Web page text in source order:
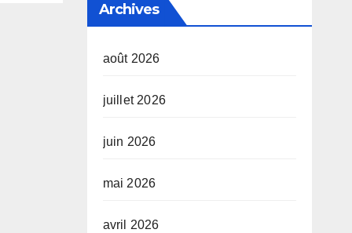
Archives
août 2026
juillet 2026
juin 2026
mai 2026
avril 2026